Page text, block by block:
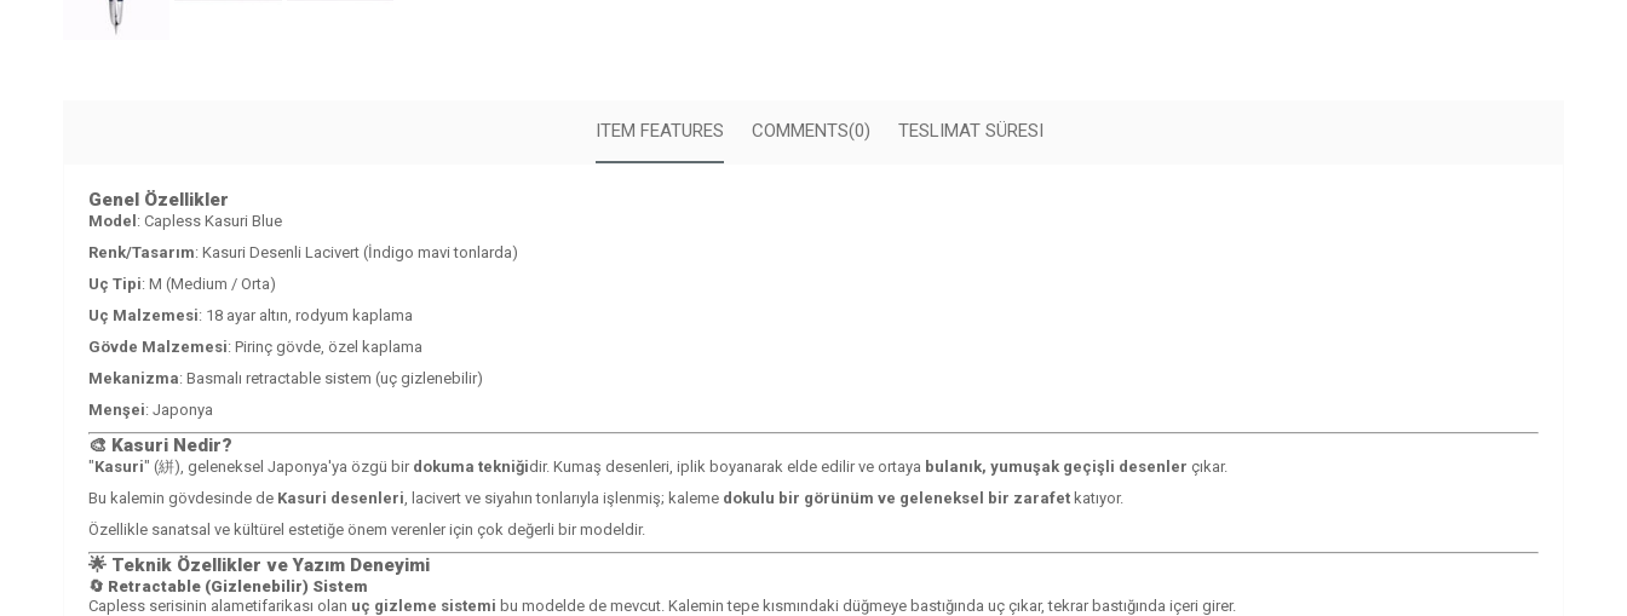
ITEM FEATURES COMMENTS(0) TESLIMAT SÜRESI
Genel Özellikler
Model : Capless Kasuri Blue
Renk/Tasarım: Kasuri Desenli Lacivert (İndigo mavi tonlarda)
Uç Tipi: M (Medium / Orta)
Uç Malzemesi: 18 ayar altın, rodyum kaplama
Gövde Malzemesi: Pirinç gövde, özel kaplama
Mekanizma: Basmalı retractable sistem (uç gizlenebilir)
Menşei: Japonya
🎨 Kasuri Nedir?
"Kasuri" (絣), geleneksel Japonya'ya özgü bir dokuma tekniğidir. Kumaş desenleri, iplik boyanarak elde edilir ve ortaya bulanık, yumuşak geçişli desenler çıkar.
Bu kalemin gövdesinde de Kasuri desenleri , lacivert ve siyahın tonlarıyla işlenmiş; kaleme dokulu bir görünüm ve geleneksel bir zarafet katıyor.
Özellikle sanatsal ve kültürel estetiğe önem verenler için çok değerli bir modeldir.
🌟 Teknik Özellikler ve Yazım Deneyimi
🔄 Retractable (Gizlenebilir) Sistem
Capless serisinin alametifarikası olan uç gizleme sistemi bu modelde de mevcut. Kalemin tepe kısmındaki düğmeye bastığında uç çıkar, tekrar bastığında içeri girer.